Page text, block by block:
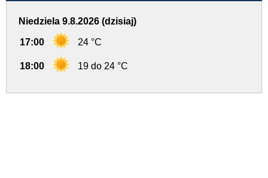
Niedziela 9.8.2026 (dzisiaj)
17:00 24 °C
18:00 19 do 24 °C